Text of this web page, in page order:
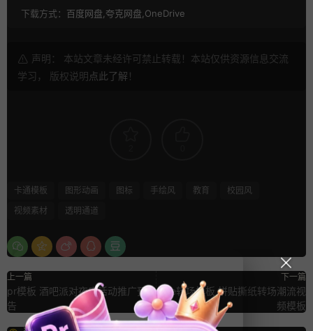
下载方式： 百度网盘,夸克网盘,OneDrive
声明： 本站文章未经许可禁止转载！本站仅供资源信息交流
学习， 版权说明点此了解 ！
卡通模板 图形动画 图标 手绘风 教育
校园风
视频素材
透明通道
上一篇
pr模板 酒吧派对夜店活动推广预
告
下一篇
ae转场模板 拼贴撕纸转场潮流视
频模板